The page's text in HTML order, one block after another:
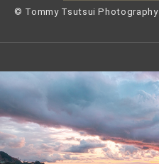
© Tommy Tsutsui Photography